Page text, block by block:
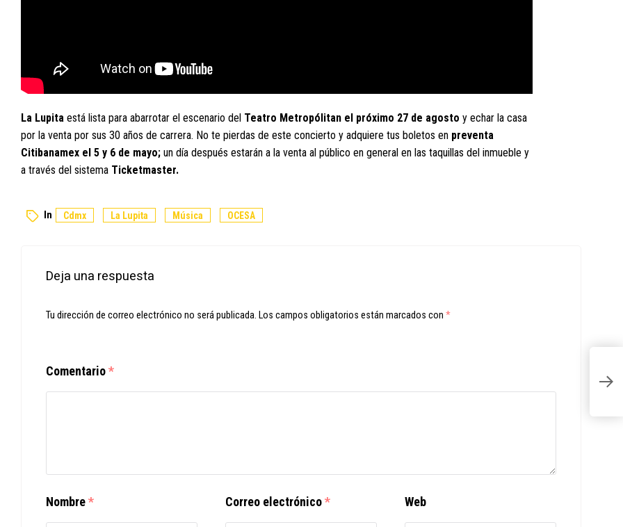
La Lupita está lista para abarrotar el escenario del Teatro Metropólitan el próximo 27 de agosto y echar la casa
por la venta por sus 30 años de carrera. No te pierdas de este concierto y adquiere tus boletos en preventa
Citibanamex el 5 y 6 de mayo; un día después estarán a la venta al público en general en las taquillas del inmueble y
a través del sistema Ticketmaster.
In Cdmx La Lupita Música OCESA
Deja una respuesta
Tu dirección de correo electrónico no será publicada. Los campos obligatorios están marcados con *
Comentario*
Nombre* Correo electrónico* Web